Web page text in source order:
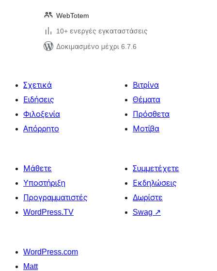
WebTotem
10+ ενεργές εγκαταστάσεις
Δοκιμασμένο μέχρι 6.7.6
Σχετικά
Ειδήσεις
Φιλοξενία
Απόρρητο
Βιτρίνα
Θέματα
Πρόσθετα
Μοτίβα
Μάθετε
Υποστήριξη
Προγραμματιστές
WordPress.TV
Συμμετέχετε
Εκδηλώσεις
Δωρίστε
Swag ↗
WordPress.com
Matt